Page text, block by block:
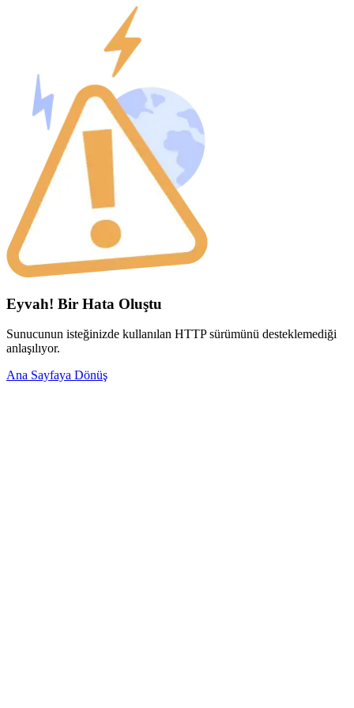
Eyvah! Bir Hata Oluştu
Sunucunun isteğinizde kullanılan HTTP sürümünü desteklemediği
anlaşılıyor.
Ana Sayfaya Dönüş